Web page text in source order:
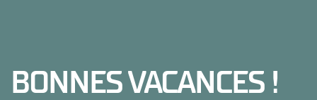
BONNES VACANCES !